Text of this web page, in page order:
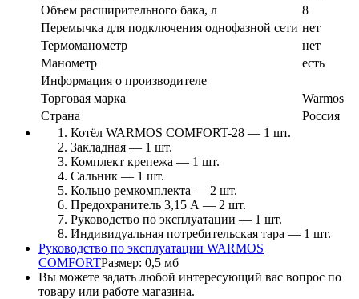
Объем расширительного бака, л
8
Перемычка для подключения однофазной сети нет
Термоманометр
нет
Манометр
есть
Информация о производителе
Торговая марка
Warmos
Страна
Россия
Котёл WARMOS COMFORT-28 — 1 шт.
Закладная — 1 шт.
Комплект крепежа — 1 шт.
Сальник — 1 шт.
Кольцо ремкомплекта — 2 шт.
Предохранитель 3,15 А — 2 шт.
Руководство по эксплуатации — 1 шт.
Индивидуальная потребительская тара — 1 шт.
Руководство по эксплуатации WARMOS
COMFORTРазмер: 0,5 мб
Вы можете задать любой интересующий вас вопрос по
товару или работе магазина.